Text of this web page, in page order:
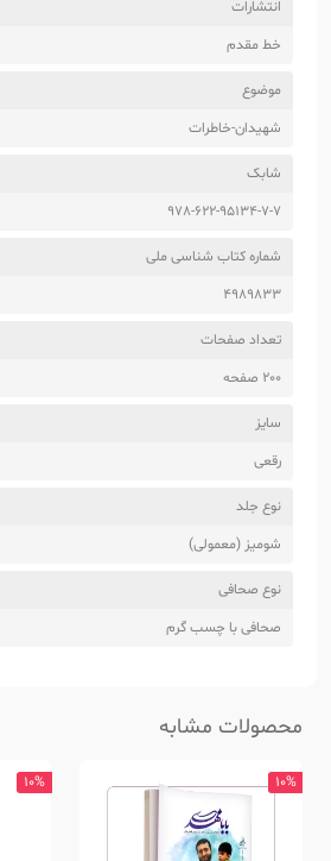
انتشارات
خط مقدم
موضوع
شهیدان-خاطرات
شابک
978-622-95134-7-7
شماره کتاب شناسی ملی
4989833
تعداد صفحات
200 صفحه
سایز
رقعی
نوع جلد
شومیز (معمولی)
نوع صحافی
صحافی با چسب گرم
محصولات مشابه
10%
10%